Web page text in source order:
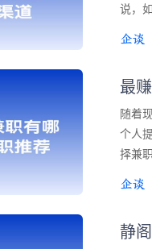
说，
最
随着
个人
择兼
静